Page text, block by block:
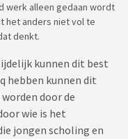
werk alleen gedaan wordt
het anders niet vol te
denkt.
kunnen dit best
hebben kunnen dit
door de
wie is het
jongen scholing en